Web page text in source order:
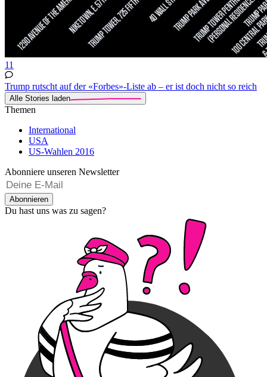
11
Trump rutscht auf der «Forbes»-Liste ab – er ist doch nicht so reich
Alle Stories laden
Themen
International
USA
US-Wahlen 2016
Abonniere unseren Newsletter
Abonnieren
Du hast uns was zu sagen?